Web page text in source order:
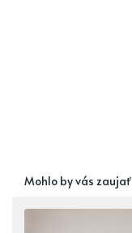
Mohlo by vás zaujať